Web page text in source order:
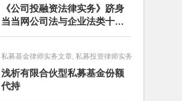
《公司投融资法律实务》跻身
当当网公司法与企业法类十大
畅销图书榜
私募基金律师实务文章, 私募投资律师实务
浅析有限合伙型私募基金份额
代持